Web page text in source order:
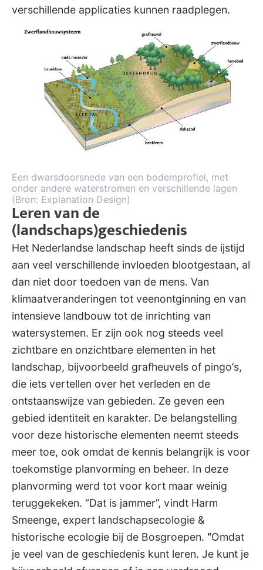
verschillende applicaties kunnen raadplegen.
Een dwarsdoorsnede van een bodemprofiel, met
onder andere waterstromen en verschillende lagen
(Bron: Explanation Design)
Leren van de
(landschaps)geschiedenis
Het Nederlandse landschap heeft sinds de ijstijd
aan veel verschillende invloeden blootgestaan, al
dan niet door toedoen van de mens. Van
klimaatveranderingen tot veenontginning en van
intensieve landbouw tot de inrichting van
watersystemen. Er zijn ook nog steeds veel
zichtbare en onzichtbare elementen in het
landschap, bijvoorbeeld grafheuvels of pingo’s,
die iets vertellen over het verleden en de
ontstaanswijze van gebieden. Ze geven een
gebied identiteit en karakter. De belangstelling
voor deze historische elementen neemt steeds
meer toe, ook omdat de kennis belangrijk is voor
toekomstige planvorming en beheer. In deze
planvorming werd tot voor kort maar weinig
teruggekeken. “Dat is jammer”, vindt Harm
Smeenge, expert landschapsecologie &
historische ecologie bij de Bosgroepen. “Omdat
je veel van de geschiedenis kunt leren. Je kunt je